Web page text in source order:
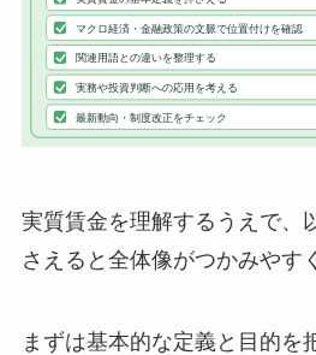
実質賃金を理解するうえで、
さえると全体像がつかみやす
まずは基本的な定義と目的を